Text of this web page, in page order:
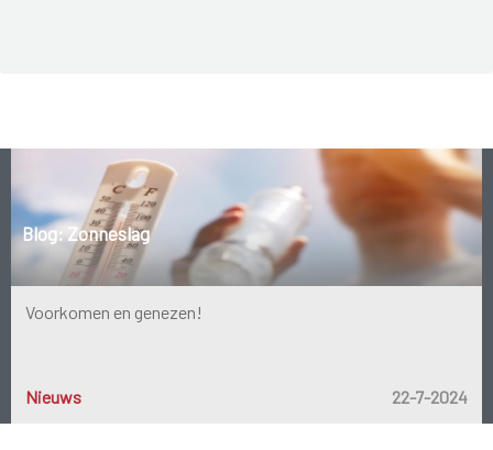
We sommen enkele alarmbelletjes van een hitteberoerte
voor je op:
Versuftheid;
Krampen;
Snelle hartslag;
Blog: Zonneslag
Voorkomen en genezen!
Nieuws 22-7-2024